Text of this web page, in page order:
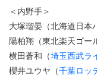
＜内野手＞
大塚瑠晏（北海道日本
陽柏翔（東北楽天ゴー
横田蒼和（埼玉西武ラ
櫻井ユウヤ（千葉ロッ